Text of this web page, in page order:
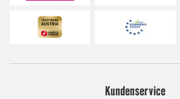
Kundenservice